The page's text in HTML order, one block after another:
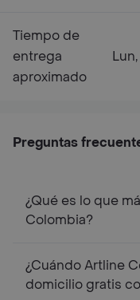
Tiempo de
entrega
aproximado
Preguntas
¿Qué es lo que
Colombia?
¿Cuándo Artline
domicilio gratis